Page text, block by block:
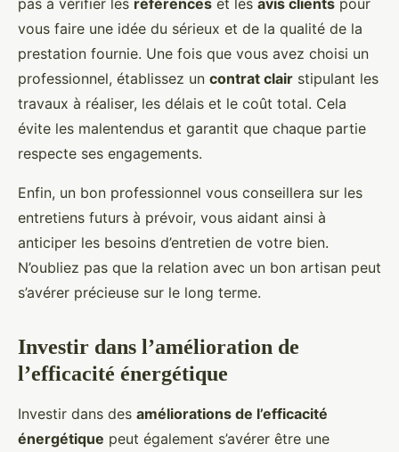
vous faire une idée du sérieux et de la qualité de la
prestation fournie. Une fois que vous avez choisi un
professionnel, établissez un contrat clair stipulant les
travaux à réaliser, les délais et le coût total. Cela
évite les malentendus et garantit que chaque partie
respecte ses engagements.
Enfin, un bon professionnel vous conseillera sur les
entretiens futurs à prévoir, vous aidant ainsi à
anticiper les besoins d’entretien de votre bien.
N’oubliez pas que la relation avec un bon artisan peut
s’avérer précieuse sur le long terme.
Investir dans l’amélioration de
l’efficacité énergétique
Investir dans des améliorations de l’efficacité
énergétique peut également s’avérer être une